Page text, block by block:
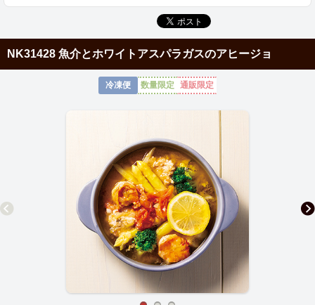
NK31428 魚介とホワイトアスパラガスのアヒージョ
冷凍便 数量限定 通販限定